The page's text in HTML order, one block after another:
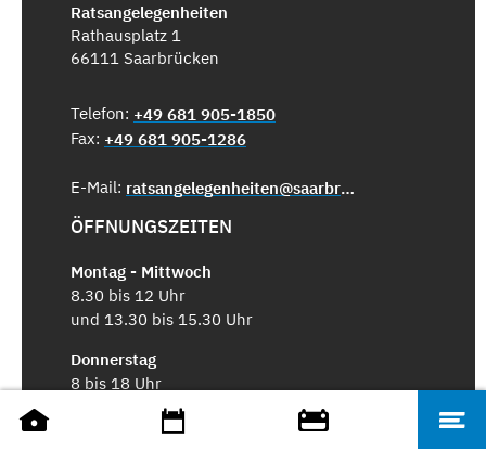
Ratsangelegenheiten
Rathausplatz 1
66111 Saarbrücken
Telefon: +49 681 905-1850
Fax: +49 681 905-1286
E-Mail: ratsangelegenheiten@saarbruecken.de
ÖFFNUNGSZEITEN
Montag - Mittwoch
8.30 bis 12 Uhr
und 13.30 bis 15.30 Uhr
Donnerstag
8 bis 18 Uhr